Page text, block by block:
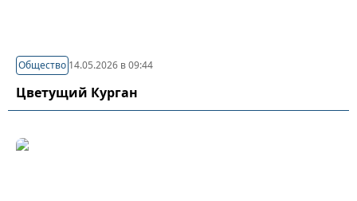
Общество 14.05.2026 в 09:44
Цветущий Курган